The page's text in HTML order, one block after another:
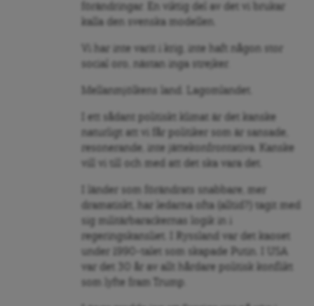
förändringar. En viktig del av det vi brukar
kalla den svenska modellen.
Vi har inte varit i krig, inte haft någon stor
social oro, nästan inga strejker.
Mellanmjölkens land. Lagomlandet.
I ett sådant politiskt klimat är det kanske
naturligt att vi får politiker som är sansade,
resonerande, inte jättekonfrontativa. Kanske
vill vi till och med att det ska vara det.
I länder som förändrats snabbare, mer
dramatiskt, har ledarna ofta (alltid?) tagit med
sig militärbarackernas logik in i
regeringskansliet. I Ryssland var det kaoset
under 1990-talet som skapade Putin. I USA
var det 30 år av allt hårdare politisk konflikt
som lyfte fram Trump.